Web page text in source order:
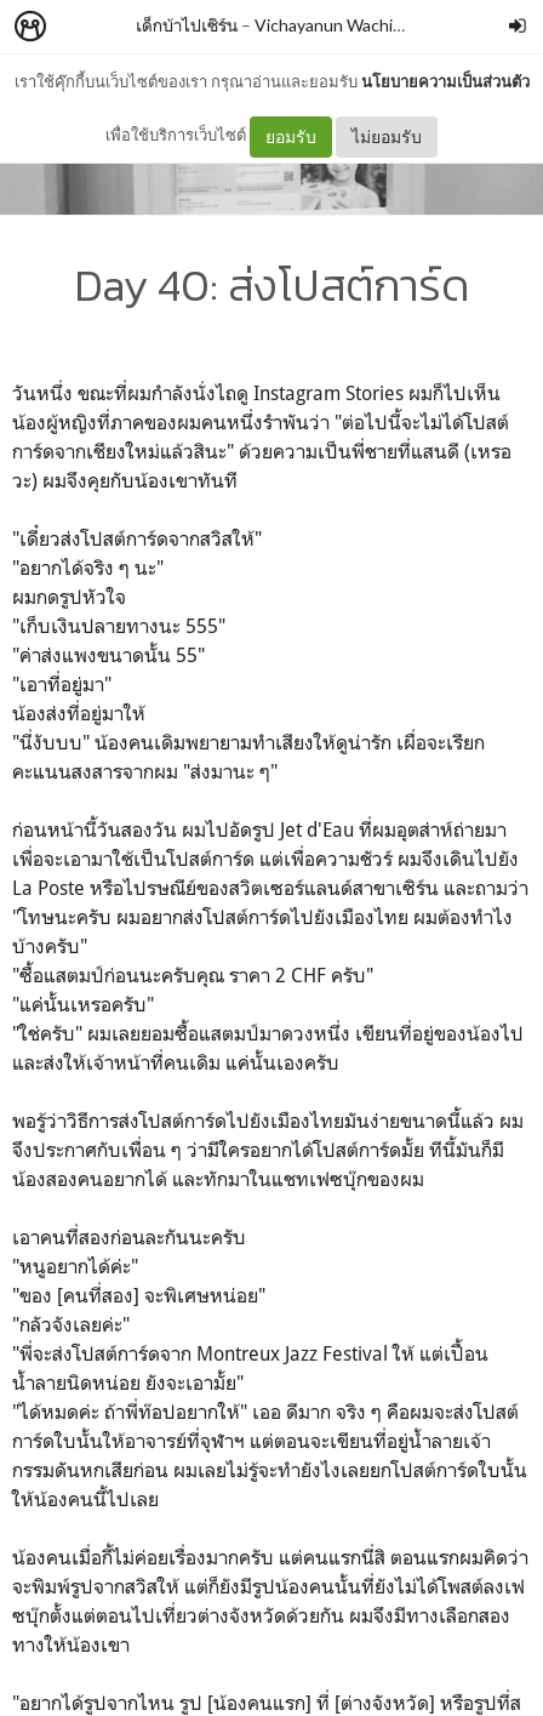
เราใช้คุ๊กกี้บนเว็บไซต์ของเรา กรุณาอ่านและยอมรับนโยบายความเป็นส่วนตัว
เพื่อใช้บริการเว็บไซต์ ยอมรับ ไม่ยอมรับ
เด็กบ้าไปเซิร์น – Vichayanun Wachirapusitanand
Day 40: ส่งโปสต์การ์ด
วันหนึ่ง ขณะที่ผมกำลังนั่งไถดู Instagram Stories ผมก็ไปเห็น
น้องผู้หญิงที่ภาคของผมคนหนึ่งรำพันว่า "ต่อไปนี้จะไม่ได้โปสต์
การ์ดจากเชียงใหม่แล้วสินะ" ด้วยความเป็นพี่ชายที่แสนดี (เหรอ
วะ) ผมจึงคุยกับน้องเขาทันที
"เดี๋ยวส่งโปสต์การ์ดจากสวิสให้"
"อยากได้จริง ๆ นะ"
ผมกดรูปหัวใจ
"เก็บเงินปลายทางนะ 555"
"ค่าส่งแพงขนาดนั้น 55"
"เอาที่อยู่มา"
น้องส่งที่อยู่มาให้
"นี่งับบบ" น้องคนเดิมพยายามทำเสียงให้ดูน่ารัก เผื่อจะเรียก
คะแนนสงสารจากผม "ส่งมานะ ๆ"
ก่อนหน้านี้วันสองวัน ผมไปอัดรูป Jet d'Eau ที่ผมอุตส่าห์ถ่ายมา
เพื่อจะเอามาใช้เป็นโปสต์การ์ด แต่เพื่อความชัวร์ ผมจึงเดินไปยัง
La Poste หรือไปรษณีย์ของสวิตเซอร์แลนด์สาขาเซิร์น และถามว่า
"โทษนะครับ ผมอยากส่งโปสต์การ์ดไปยังเมืองไทย ผมต้องทำไง
บ้างครับ"
"ซื้อแสตมป์ก่อนนะครับคุณ ราคา 2 CHF ครับ"
"แค่นั้นเหรอครับ"
"ใช่ครับ" ผมเลยยอมซื้อแสตมป์มาดวงหนึ่ง เขียนที่อยู่ของน้องไป
และส่งให้เจ้าหน้าที่คนเดิม แค่นั้นเองครับ
พอรู้ว่าวิธีการส่งโปสต์การ์ดไปยังเมืองไทยมันง่ายขนาดนี้แล้ว ผม
จึงประกาศกับเพื่อน ๆ ว่ามีใครอยากได้โปสต์การ์ดมั้ย ทีนี้มันก็มี
น้องสองคนอยากได้ และทักมาในแชทเฟซบุ๊กของผม
เอาคนที่สองก่อนละกันนะครับ
"หนูอยากได้ค่ะ"
"ของ [คนที่สอง] จะพิเศษหน่อย"
"กลัวจังเลยค่ะ"
"พี่จะส่งโปสต์การ์ดจาก Montreux Jazz Festival ให้ แต่เปื้อน
น้ำลายนิดหน่อย ยังจะเอามั้ย"
"ได้หมดค่ะ ถ้าพี่ท๊อปอยากให้" เออ ดีมาก จริง ๆ คือผมจะส่งโปสต์
การ์ดใบนั้นให้อาจารย์ที่จุฬาฯ แต่ตอนจะเขียนที่อยู่น้ำลายเจ้า
กรรมดันหกเสียก่อน ผมเลยไม่รู้จะทำยังไงเลยยกโปสต์การ์ดใบนั้น
ให้น้องคนนี้ไปเลย
น้องคนเมื่อกี้ไม่ค่อยเรื่องมากครับ แต่คนแรกนี่สิ ตอนแรกผมคิดว่า
จะพิมพ์รูปจากสวิสให้ แต่ก็ยังมีรูปน้องคนนั้นที่ยังไม่ได้โพสต์ลงเฟ
ซบุ๊กตั้งแต่ตอนไปเที่ยวต่างจังหวัดด้วยกัน ผมจึงมีทางเลือกสอง
ทางให้น้องเขา
"อยากได้รูปจากไหน รูป [น้องคนแรก] ที่ [ต่างจังหวัด] หรือรูปที่ส